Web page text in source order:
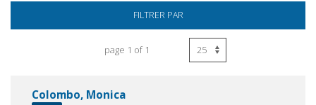
FILTRER PAR
page 1 of 1
Colombo, Monica